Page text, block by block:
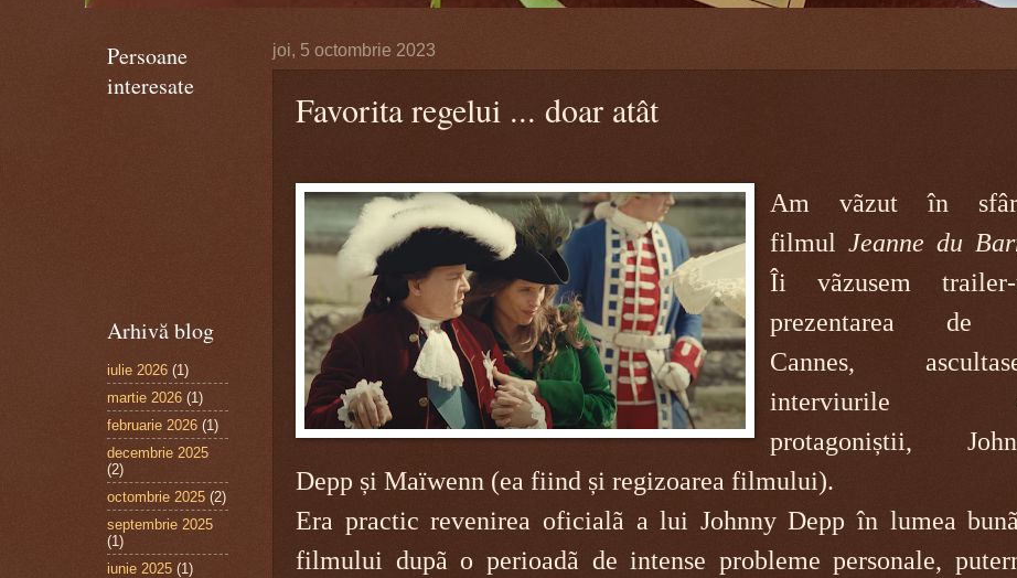
joi, 5 octombrie 2023
Favorita regelui ... doar atât
Am vãzut în
filmul Jeanne du
Îi vãzusem trailer-
prezentarea de
Cannes,
interviurile
protagoniștii,
Depp și Maïwenn (ea fiind și regizoarea filmului).
Era practic revenirea oficialã a lui Johnny Depp în lumea
filmului dupã o perioadã de intense probleme personale,
Persoane
interesate
Arhivă blog
iulie 2026 (1)
martie 2026 (1)
februarie 2026 (1)
decembrie 2025
(2)
octombrie 2025 (2)
septembrie 2025
(1)
iunie 2025 (1)